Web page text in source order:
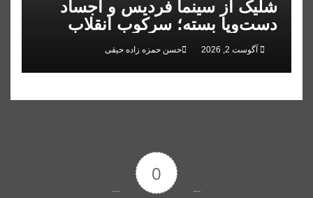
شلیک از سینما فردیس و اجساد
دست‌وپا بسته؛ سرکوب انقلاب
ملی در البرز
آگوست 2, 2026 حسن حمزه زاده حیقی
0